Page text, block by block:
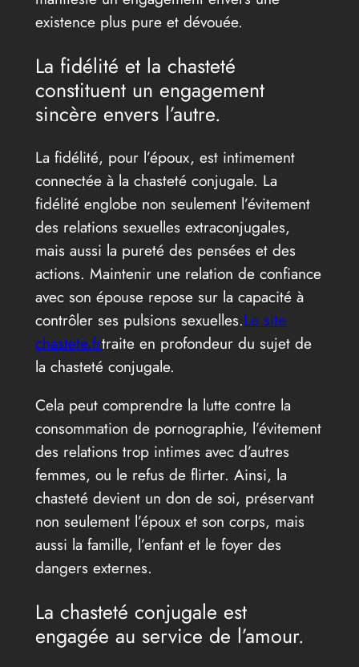
existence plus pure et dévouée.
La fidélité et la chasteté
constituent un engagement
sincère envers l’autre.
La fidélité, pour l’époux, est intimement
connectée à la chasteté conjugale. La
fidélité englobe non seulement l’évitement
des relations sexuelles extraconjugales,
mais aussi la pureté des pensées et des
actions. Maintenir une relation de confiance
avec son épouse repose sur la capacité à
contrôler ses pulsions sexuelles.Le site
chastete.frtraite en profondeur du sujet de
la chasteté conjugale.
Cela peut comprendre la lutte contre la
consommation de pornographie, l’évitement
des relations trop intimes avec d’autres
femmes, ou le refus de flirter. Ainsi, la
chasteté devient un don de soi, préservant
non seulement l’époux et son corps, mais
aussi la famille, l’enfant et le foyer des
dangers externes.
La chasteté conjugale est
engagée au service de l’amour.